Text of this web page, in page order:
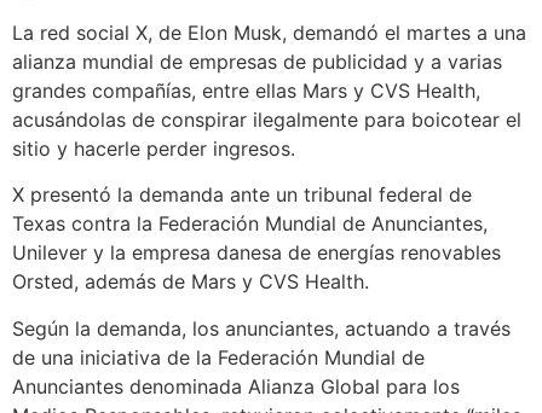
La red social X, de Elon Musk, demandó el martes a una
alianza mundial de empresas de publicidad y a varias
grandes compañías, entre ellas Mars y CVS Health,
acusándolas de conspirar ilegalmente para boicotear el
sitio y hacerle perder ingresos.
X presentó la demanda ante un tribunal federal de
Texas contra la Federación Mundial de Anunciantes,
Unilever y la empresa danesa de energías renovables
Orsted, además de Mars y CVS Health.
Según la demanda, los anunciantes, actuando a través
de una iniciativa de la Federación Mundial de
Anunciantes denominada Alianza Global para los